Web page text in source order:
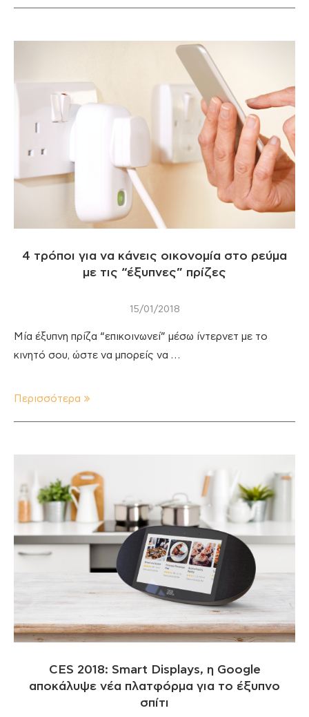
4 τρόποι για να κάνεις οικονομία στο ρεύμα
με τις “έξυπνες” πρίζες
15/01/2018
Μία έξυπνη πρίζα “επικοινωνεί” μέσω ίντερνετ με το
κινητό σου, ώστε να μπορείς να …
Περισσότερα
CES 2018: Smart Displays, η Google
αποκάλυψε νέα πλατφόρμα για το έξυπνο
σπίτι